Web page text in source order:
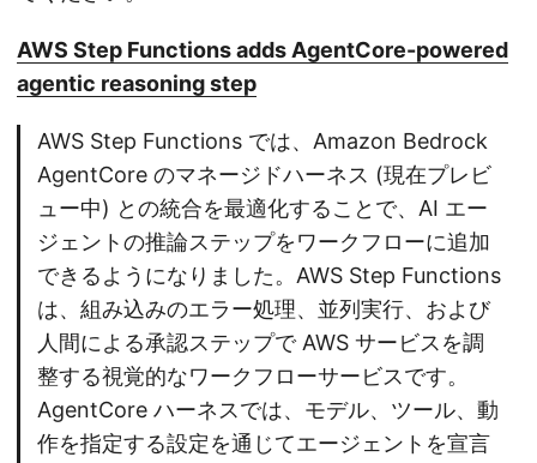
AWS Step Functions adds AgentCore-powered
agentic reasoning step
AWS Step Functions では、Amazon Bedrock
AgentCore のマネージドハーネス (現在プレビ
ュー中) との統合を最適化することで、AI エー
ジェントの推論ステップをワークフローに追加
できるようになりました。AWS Step Functions
は、組み込みのエラー処理、並列実行、および
人間による承認ステップで AWS サービスを調
整する視覚的なワークフローサービスです。
AgentCore ハーネスでは、モデル、ツール、動
作を指定する設定を通じてエージェントを宣言